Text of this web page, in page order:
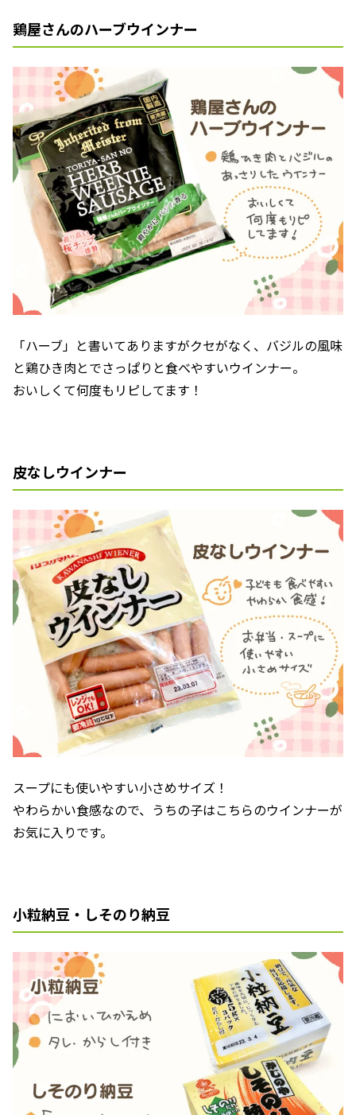
鶏屋さんのハーブウインナー
「ハーブ」と書いてありますがクセがなく、バジルの風味
と鶏ひき肉とでさっぱりと食べやすいウインナー。
おいしくて何度もリピしてます！
皮なしウインナー
スープにも使いやすい小さめサイズ！
やわらかい食感なので、うちの子はこちらのウインナーが
お気に入りです。
小粒納豆・しそのり納豆